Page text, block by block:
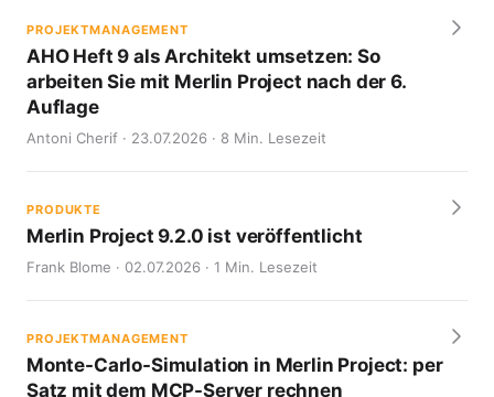
PROJEKTMANAGEMENT
AHO Heft 9 als Architekt umsetzen: So
arbeiten Sie mit Merlin Project nach der 6.
Auflage
Antoni Cherif · 23.07.2026 · 8 Min. Lesezeit
PRODUKTE
Merlin Project 9.2.0 ist veröffentlicht
Frank Blome · 02.07.2026 · 1 Min. Lesezeit
PROJEKTMANAGEMENT
Monte-Carlo-Simulation in Merlin Project: per
Satz mit dem MCP-Server rechnen